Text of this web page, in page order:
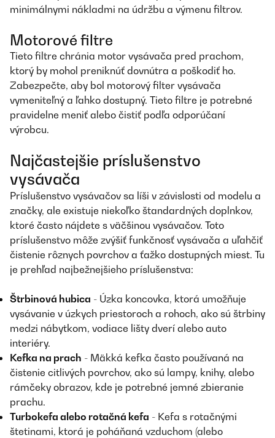
minimálnymi nákladmi na údržbu a výmenu filtrov.
Motorové filtre
Tieto filtre chránia motor vysávača pred prachom,
ktorý by mohol preniknúť dovnútra a poškodiť ho.
Zabezpečte, aby bol motorový filter vysávača
vymeniteľný a ľahko dostupný. Tieto filtre je potrebné
pravidelne meniť alebo čistiť podľa odporúčaní
výrobcu.
Najčastejšie príslušenstvo
vysávača
Príslušenstvo vysávačov sa líši v závislosti od modelu a
značky, ale existuje niekoľko štandardných doplnkov,
ktoré často nájdete s väčšinou vysávačov. Toto
príslušenstvo môže zvýšiť funkčnosť vysávača a uľahčiť
čistenie rôznych povrchov a ťažko dostupných miest. Tu
je prehľad najbežnejšieho príslušenstva:
Štrbinová hubica - Úzka koncovka, ktorá umožňuje
vysávanie v úzkych priestoroch a rohoch, ako sú štrbiny
medzi nábytkom, vodiace lišty dverí alebo auto
interiéry.
Kefka na prach - Mäkká kefka často používaná na
čistenie citlivých povrchov, ako sú lampy, knihy, alebo
rámčeky obrazov, kde je potrebné jemné zbieranie
prachu.
Turbokefa alebo rotačná kefa - Kefa s rotačnými
štetinami, ktorá je poháňaná vzduchom (alebo